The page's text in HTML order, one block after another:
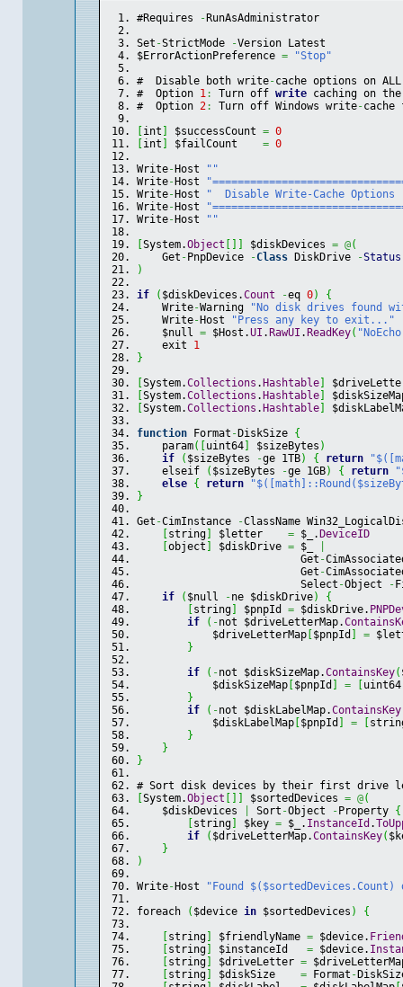
#Requires - RunAsAdministrator
Set -StrictMode -Version Latest
$ErrorActionPreference =
"Stop"
#  Disable both write-cache options on
#  Option 1: Turn off write caching on
#  Option 2: Turn off Windows write-
int $successCount = 0
int $failCount = 0
Write- Host
""
Write- Host
Write- Host
"  Disable Write-Cache
Write- Host
Write- Host
""
[System.Object $diskDevices = @(
Get - PnpDevice -Class DiskDrive -Status
)
if
( $diskDevices.Count -eq 0)
{
Write-Warning
"No disk drives found
Write- Host
"Press any key to exit..."
$null = $Host.UI . RawUI . ReadKey(
exit 1
}
[System.Collections . Hashtable
[System.Collections . Hashtable
[System.Collections . Hashtable
function Format - DiskSize {
param( uint64 $sizeBytes )
if
( $sizeBytes -ge 1TB) { return
elseif
( $sizeBytes -ge 1GB) { return
else { return
}
Get -CimInstance -ClassName
string $letter = $_. DeviceID
[object $diskDrive = $_
Get -
Get -
Select -Object -
if
( $null -ne $diskDrive)
{
string $pnpId = $diskDrive.
if
( -not $driveLetterMap.
$driveLetterMap $pnpId =
}
if
( -not $diskSizeMap.ContainsKey(
$diskSizeMap $pnpId = uint64
}
if
( -not $diskLabelMap.ContainsKey
$diskLabelMap $pnpId =
}
}
}
# Sort disk devices by their first drive
[System.Object $sortedDevices = @(
$diskDevices
Sort -Object - Property {
string $key = $_. InstanceId .
if
( $driveLetterMap.ContainsKey(
}
)
Write- Host
"Found
foreach
( $device in $sortedDevices )
{
string $friendlyName = $device.
string $instanceId = $device.
string $driveLetter =
string $diskSize = Format -